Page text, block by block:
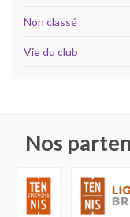
Non classé
Vie du club
Nos